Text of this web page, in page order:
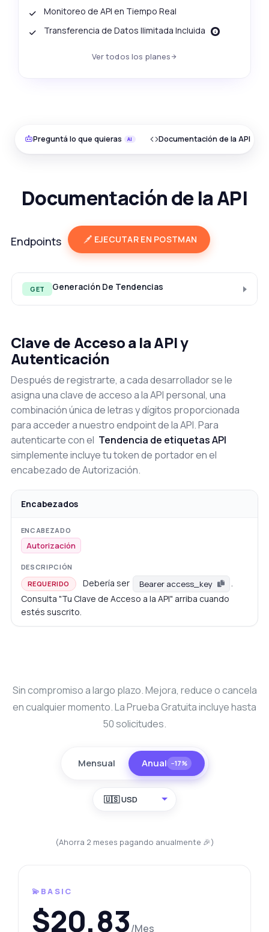
Monitoreo de API en Tiempo Real
Transferencia de Datos Ilimitada Incluida
Ver todos los planes
Preguntá lo que quieras Documentación de la API
Documentación de la API
Endpoints EJECUTAR EN POSTMAN
GET Generación De Tendencias
Clave de Acceso a la API y
Autenticación
Después de registrarte, a cada desarrollador se le
asigna una clave de acceso a la API personal, una
combinación única de letras y dígitos proporcionada
para acceder a nuestro endpoint de la API. Para
autenticarte con el Tendencia de etiquetas API
simplemente incluye tu token de portador en el
encabezado de Autorización.
Encabezados
Autorización
REQUERIDO Debería ser Bearer access_key
.
Consulta "Tu Clave de Acceso a la API" arriba cuando
estés suscrito.
Sin compromiso a largo plazo. Mejora, reduce o cancela
en cualquier momento. La Prueba Gratuita incluye hasta
50 solicitudes.
Mensual Anual −17%
🇺🇸 USD
(Ahorra 2 meses pagando anualmente 🎉)
💫BASIC
$20,83/Mes